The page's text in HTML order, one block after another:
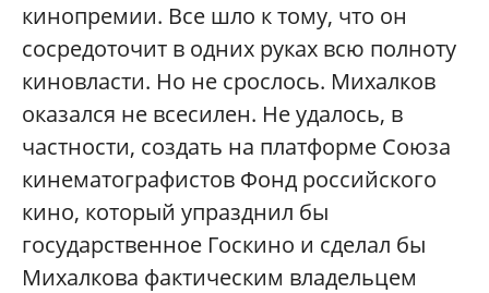
кинопремии. Все шло к тому, что он
сосредоточит в одних руках всю полноту
киновласти. Но не срослось. Михалков
оказался не всесилен. Не удалось, в
частности, создать на платформе Союза
кинематографистов Фонд российского
кино, который упразднил бы
государственное Госкино и сделал бы
Михалкова фактическим владельцем